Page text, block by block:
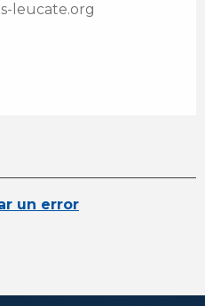
leucate.org
un error